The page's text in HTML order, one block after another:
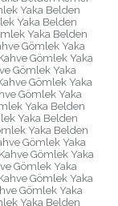
Yaka Belden
Yaka Belden
Yaka Belden
Gömlek Yaka
Gömlek Yaka
Gömlek Yaka
Gömlek Yaka
Gömlek Yaka
Yaka Belden
Yaka Belden
Yaka Belden
Gömlek Yaka
Gömlek Yaka
Gömlek Yaka
Gömlek Yaka
Gömlek Yaka
Yaka Belden